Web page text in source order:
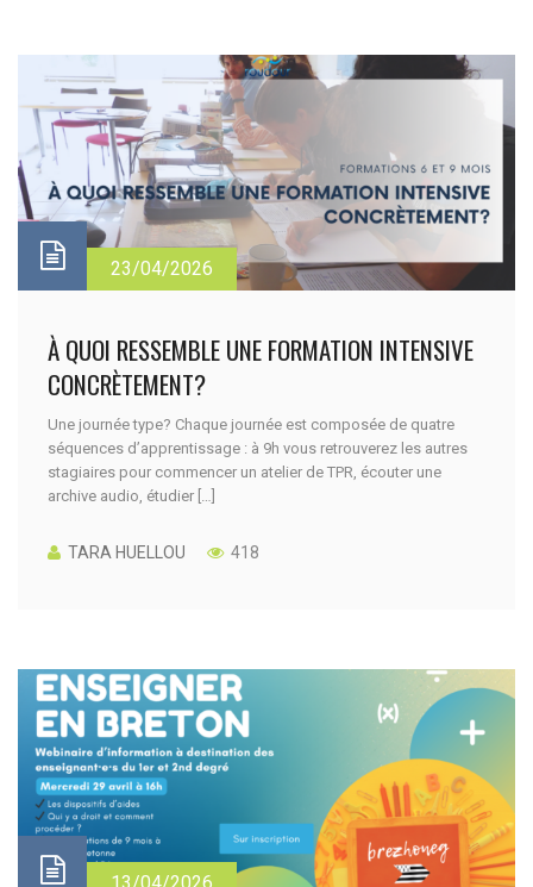
23/04/2026
À QUOI RESSEMBLE UNE FORMATION INTENSIVE
CONCRÈTEMENT?
Une journée type? Chaque journée est composée de quatre
séquences d’apprentissage : à 9h vous retrouverez les autres
stagiaires pour commencer un atelier de TPR, écouter une
archive audio, étudier […]
TARA HUELLOU 418